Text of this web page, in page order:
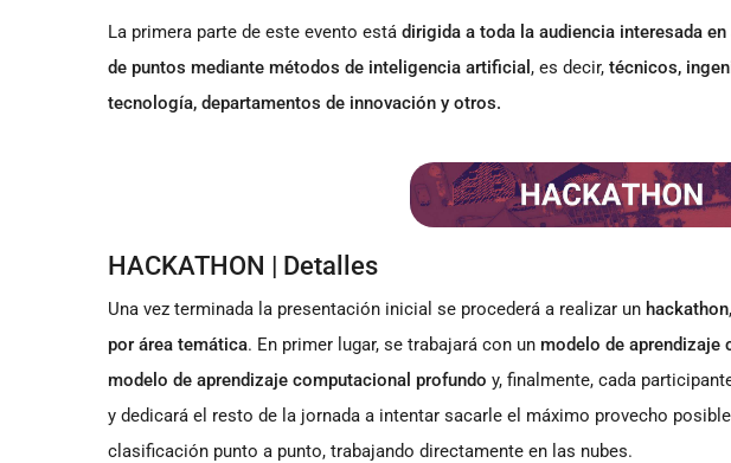
La primera parte de este evento está dirigida a toda la audiencia interesada
de puntos mediante métodos de inteligencia artificial , es decir, técnicos,
tecnología, departamentos de innovación y otros.
HACKATHON | Detalles
Una vez terminada la presentación inicial se procederá a realizar un hackathon
por área temática. En primer lugar, se trabajará con un modelo de
modelo de aprendizaje computacional profundo y, finalmente, cada
y dedicará el resto de la jornada a intentar sacarle el máximo provecho
clasificación punto a punto, trabajando directamente en las nubes.